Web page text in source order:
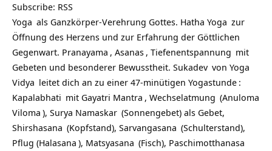
Subscribe: RSS
Yoga als Ganzkörper-Verehrung Gottes. Hatha Yoga zur
Öffnung des Herzens und zur Erfahrung der Göttlichen
Gegenwart. Pranayama , Asanas , Tiefenentspannung mit
Gebeten und besonderer Bewusstheit. Sukadev von Yoga
Vidya leitet dich an zu einer 47-minütigen Yogastunde :
Kapalabhati mit Gayatri Mantra , Wechselatmung (Anuloma
Viloma ), Surya Namaskar (Sonnengebet) als Gebet,
Shirshasana (Kopfstand), Sarvangasana (Schulterstand),
Pflug (Halasana ), Matsyasana (Fisch), Paschimotthanasa